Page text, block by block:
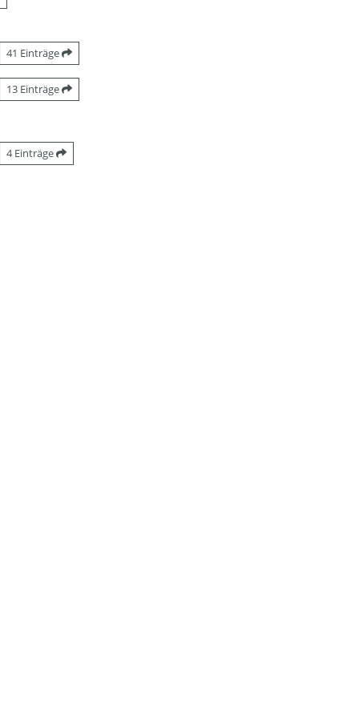
41 Einträge
13 Einträge
4 Einträge